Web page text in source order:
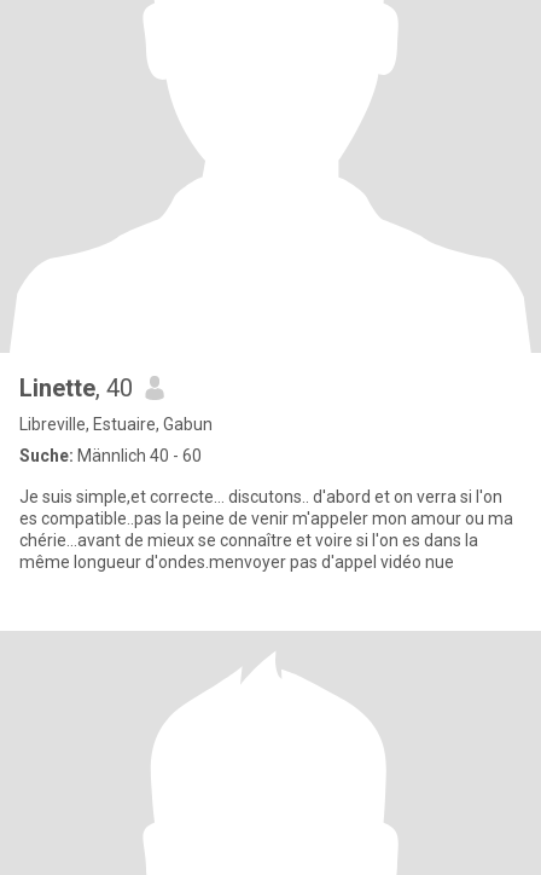
Linette, 40
Libreville, Estuaire, Gabun
Suche: Männlich 40 - 60
Je suis simple,et correcte... discutons.. d'abord et on verra si l'on
es compatible..pas la peine de venir m'appeler mon amour ou ma
chérie...avant de mieux se connaître et voire si l'on es dans la
même longueur d'ondes.menvoyer pas d'appel vidéo nue